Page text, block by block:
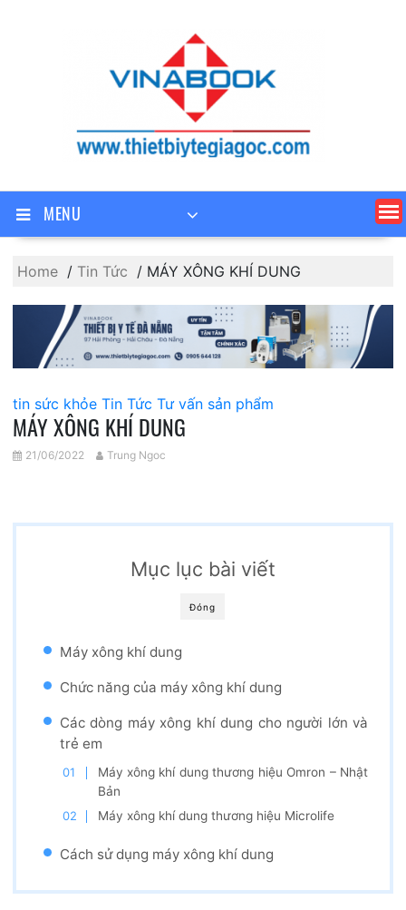
MENU
Home Tin Tức MÁY XÔNG KHÍ DUNG
tin sức khỏe Tin Tức Tư vấn sản phẩm
MÁY XÔNG KHÍ DUNG
21/06/2022 Trung Ngoc
Đóng
Mục lục bài viết
Máy xông khí dung
Chức năng của máy xông khí dung
Các dòng máy xông khí dung cho người lớn và
trẻ em
Máy xông khí dung thương hiệu Omron – Nhật
Bản
Máy xông khí dung thương hiệu Microlife
Cách sử dụng máy xông khí dung